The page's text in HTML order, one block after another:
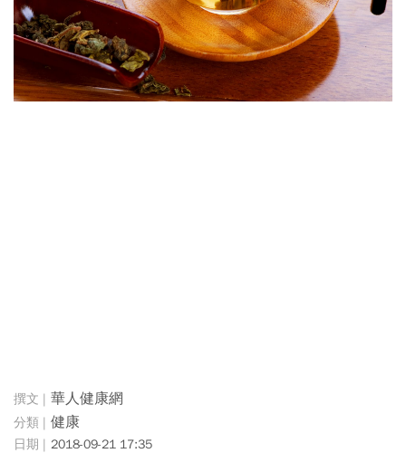
華人健康網
健康
2018-09-21 17:35